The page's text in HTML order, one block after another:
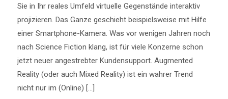
Sie in Ihr reales Umfeld virtuelle Gegenstände interaktiv
projizieren. Das Ganze geschieht beispielsweise mit Hilfe
einer Smartphone-Kamera. Was vor wenigen Jahren noch
nach Science Fiction klang, ist für viele Konzerne schon
jetzt neuer angestrebter Kundensupport. Augmented
Reality (oder auch Mixed Reality) ist ein wahrer Trend
nicht nur im (Online) […]